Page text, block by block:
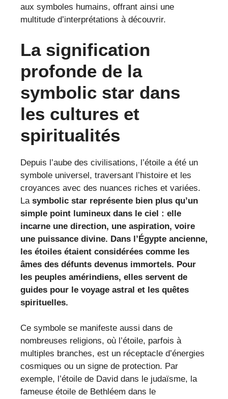
aux symboles humains, offrant ainsi une
multitude d’interprétations à découvrir.
La signification
profonde de la
symbolic star dans
les cultures et
spiritualités
Depuis l’aube des civilisations, l’étoile a été un
symbole universel, traversant l’histoire et les
croyances avec des nuances riches et variées.
La symbolic star représente bien plus qu’un
simple point lumineux dans le ciel : elle
incarne une direction, une aspiration, voire
une puissance divine. Dans l’Égypte ancienne,
les étoiles étaient considérées comme les
âmes des défunts devenus immortels. Pour
les peuples amérindiens, elles servent de
guides pour le voyage astral et les quêtes
spirituelles.
Ce symbole se manifeste aussi dans de
nombreuses religions, où l’étoile, parfois à
multiples branches, est un réceptacle d’énergies
cosmiques ou un signe de protection. Par
exemple, l’étoile de David dans le judaïsme, la
fameuse étoile de Bethléem dans le